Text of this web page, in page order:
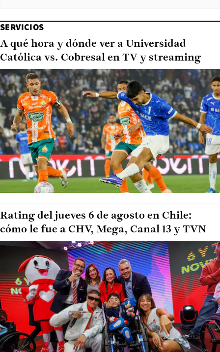
SERVICIOS
A qué hora y dónde ver a Universidad
Católica vs. Cobresal en TV y streaming
Rating del jueves 6 de agosto en Chile:
cómo le fue a CHV, Mega, Canal 13 y TVN